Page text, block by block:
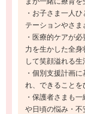
・お子さま一人
テーションやさ
・医療的ケアが
力を生かした全
して笑顔溢れる
・個別支援計画
れ、できること
・保護者さまも
や日頃の悩み・